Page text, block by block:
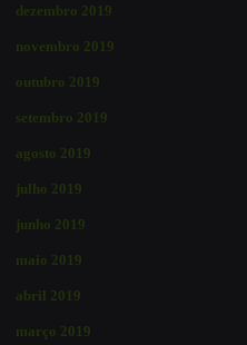
dezembro 2019
novembro 2019
outubro 2019
setembro 2019
agosto 2019
julho 2019
junho 2019
maio 2019
abril 2019
março 2019